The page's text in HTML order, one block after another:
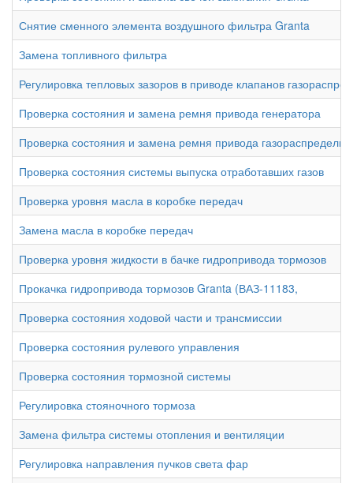
Снятие сменного элемента воздушного фильтра Granta
Замена топливного фильтра
Регулировка тепловых зазоров в приводе клапанов
Проверка состояния и замена ремня привода генератора
Проверка состояния и замена ремня привода
Проверка состояния системы выпуска отработавших газов
Проверка уровня масла в коробке передач
Замена масла в коробке передач
Проверка уровня жидкости в бачке гидропривода тормозов
Прокачка гидропривода тормозов Granta (ВАЗ-11183,
Проверка состояния ходовой части и трансмиссии
Проверка состояния рулевого управления
Проверка состояния тормозной системы
Регулировка стояночного тормоза
Замена фильтра системы отопления и вентиляции
Регулировка направления пучков света фар